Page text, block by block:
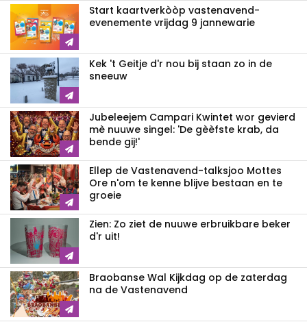
Start kaartverkòòp vastenavend­
evenemente vrijdag 9 jannewarie
Kek 't Geitje d'r nou bij staan zo in de
sneeuw
Jubeleejem Campari Kwintet wor gevierd
mè nuuwe singel: 'De gèèfste krab, da
bende gij!'
Ellep de Vastenavend-talksjoo Mottes
Ore n'om te kenne blijve bestaan en te
groeie
Zien: Zo ziet de nuuwe erbruikbare beker
d'r uit!
Braobanse Wal Kijkdag op de zaterdag
na de Vastenavend